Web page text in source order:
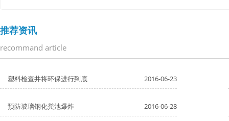
推荐资讯
recommand article
塑料检查井将环保进行到底 2016-06-23
预防玻璃钢化粪池爆炸 2016-06-28